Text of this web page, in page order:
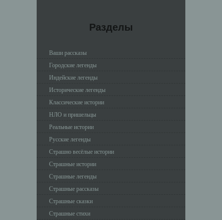
Разделы
Ваши рассказы
Городские легенды
Индейские легенды
Исторические легенды
Классические истории
НЛО и пришельцы
Реальные истории
Русские легенды
Страшно весёлые истории
Страшные истории
Страшные легенды
Страшные рассказы
Страшные сказки
Страшные стихи